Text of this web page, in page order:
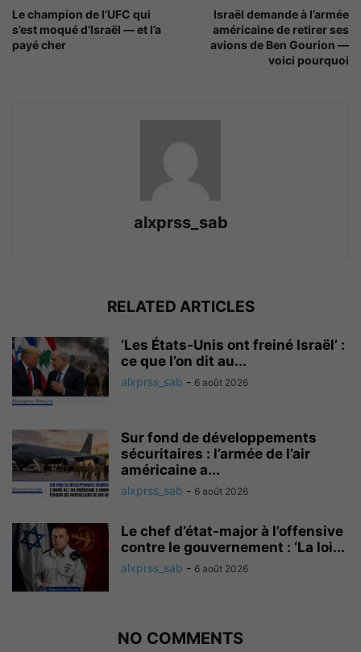
Le champion de l’UFC qui
s’est moqué d’Israël — et l’a
payé cher
Israël demande à l’armée
américaine de retirer ses
avions de Ben Gourion —
voici pourquoi
alxprss_sab
RELATED ARTICLES
‘Les États-Unis ont freiné Israël’ :
ce que l’on dit au...
alxprss_sab - 6 août 2026
Sur fond de développements
sécuritaires : l’armée de l’air
américaine a...
alxprss_sab - 6 août 2026
Le chef d’état-major à l’offensive
contre le gouvernement : ‘La loi...
alxprss_sab - 6 août 2026
NO COMMENTS